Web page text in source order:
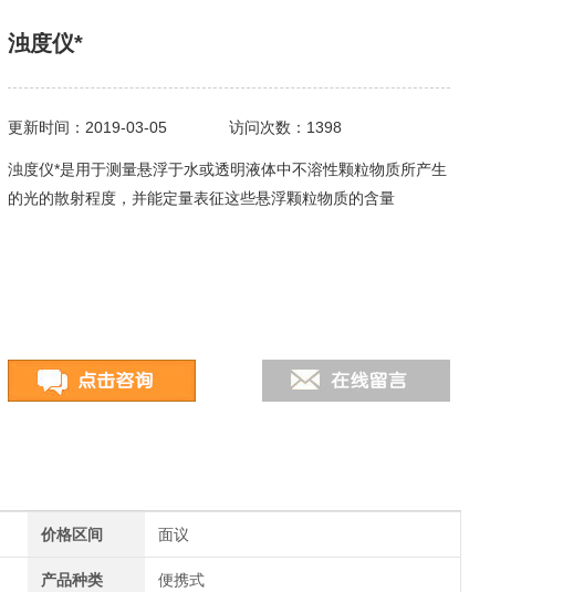
浊度仪*
更新时间：2019-03-05 访问次数：1398
浊度仪*是用于测量悬浮于水或透明液体中不溶性颗粒物质所产生
的光的散射程度，并能定量表征这些悬浮颗粒物质的含量
价格区间 面议
产品种类 便携式